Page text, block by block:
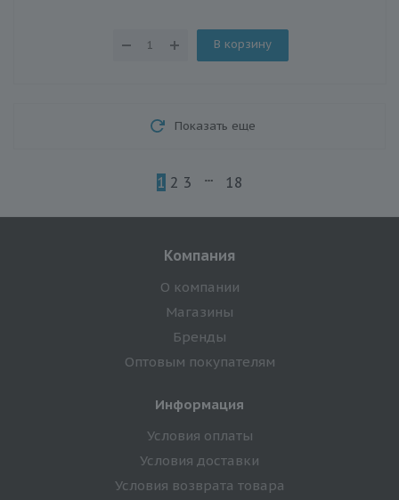
В корзину
Показать еще
1 2 3 18
Компания
О компании
Магазины
Бренды
Оптовым покупателям
Информация
Условия оплаты
Условия доставки
Условия возврата товара